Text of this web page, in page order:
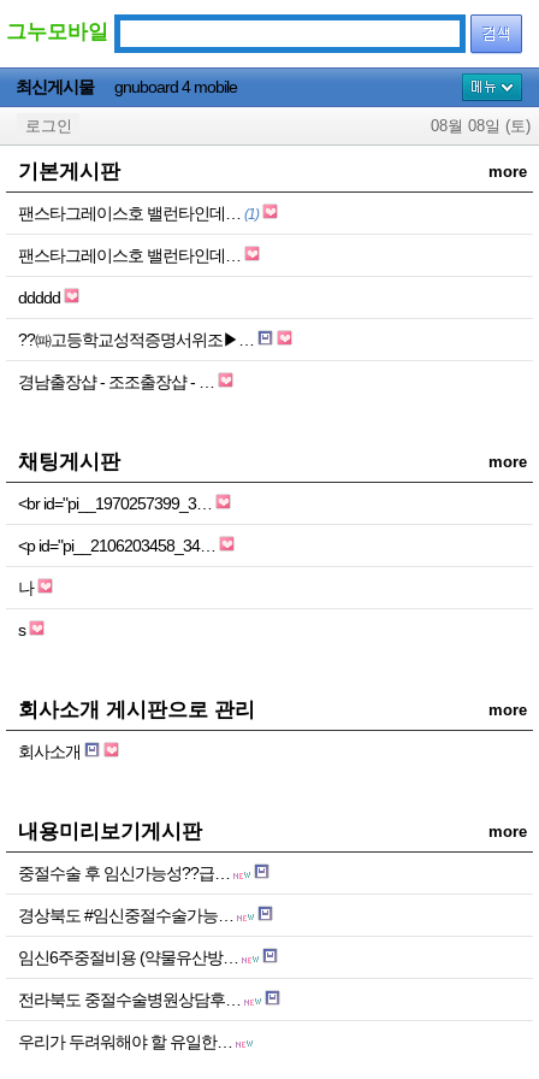
그누모바일
최신게시물 gnuboard 4 mobile
etc_board
request_board
인트라넷 인명관리
로그인 08월 08일 (토)
기본게시판 more
팬스타그레이스호 밸런타인데… (1)
팬스타그레이스호 밸런타인데…
ddddd
??㈚고등학교성적증명서위조▶…
경남출장샵 - 조조출장샵 - …
채팅게시판 more
<br id="pi__1970257399_3…
<p id="pi__2106203458_34…
나
s
회사소개 게시판으로 관리 more
회사소개
내용미리보기게시판 more
중절수술 후 임신가능성??급…
경상북도 #임신중절수술가능…
임신6주중절비용 (약물유산방…
전라북도 중절수술병원상담후…
우리가 두려워해야 할 유일한…